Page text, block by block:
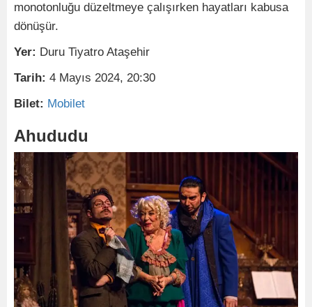
monotonluğu düzeltmeye çalışırken hayatları kabusa
dönüşür.
Yer: Duru Tiyatro Ataşehir
Tarih: 4 Mayıs 2024, 20:30
Bilet: Mobilet
Ahududu